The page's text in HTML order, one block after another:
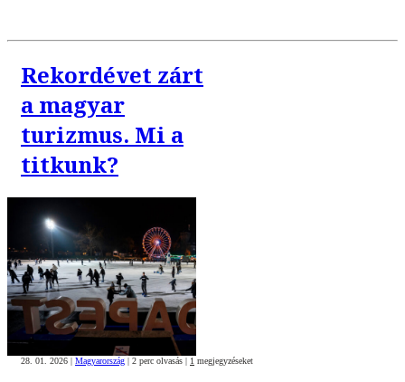
Rekordévet zárt
a magyar
turizmus. Mi a
titkunk?
28. 01. 2026 | Magyarország | 2 perc olvasás | 1 megjegyzéseket